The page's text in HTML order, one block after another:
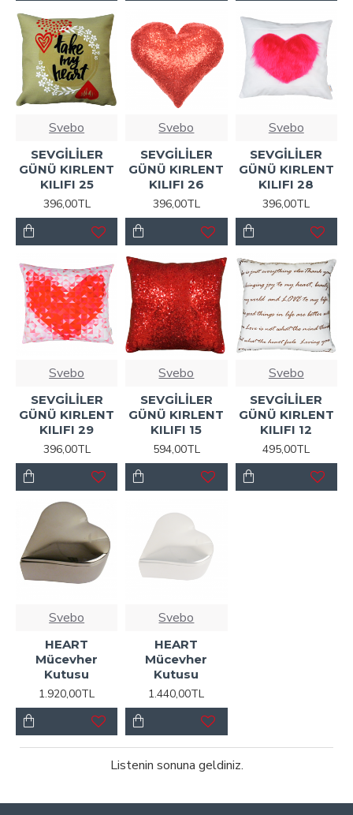
Svebo
SEVGİLİLER
GÜNÜ KIRLENT
KILIFI 25
396,00TL
Svebo
SEVGİLİLER
GÜNÜ KIRLENT
KILIFI 26
396,00TL
Svebo
SEVGİLİLER
GÜNÜ KIRLENT
KILIFI 28
396,00TL
Svebo
SEVGİLİLER
GÜNÜ KIRLENT
KILIFI 29
396,00TL
Svebo
SEVGİLİLER
GÜNÜ KIRLENT
KILIFI 15
594,00TL
Svebo
SEVGİLİLER
GÜNÜ KIRLENT
KILIFI 12
495,00TL
Svebo
HEART
Mücevher
Kutusu
1.920,00TL
Svebo
HEART
Mücevher
Kutusu
1.440,00TL
Listenin sonuna geldiniz.